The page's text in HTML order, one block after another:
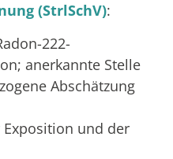
(StrlSchV):
222-
anerkannte Stelle
Abschätzung
und der